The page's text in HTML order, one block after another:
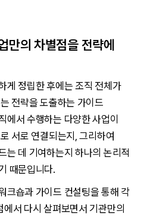
만의 차별점을 전략에
게 정립한 후에는 조직 전체가
전략을 도출하는 가이드
에서 수행하는 다양한 사업이
서로 연결되는지, 그리하여
는 데 기여하는지 하나의 논리적
때문입니다.
크숍과 가이드 컨설팅을 통해 각
서 다시 살펴보면서 기관만의